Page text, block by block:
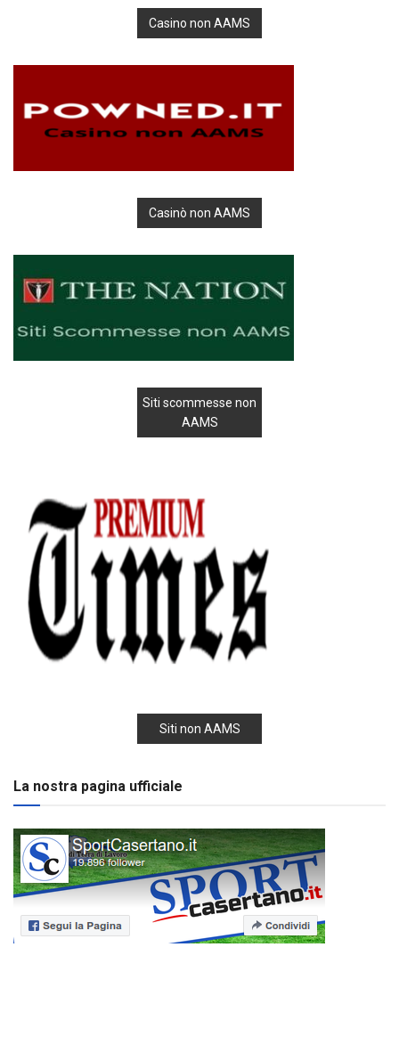
Casino non AAMS
Casinò non AAMS
Siti scommesse non
AAMS
Siti non AAMS
La nostra pagina ufficiale